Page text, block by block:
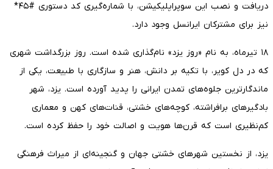
دریافت و نصب این سوپراپلیکیشن، با شماره‌گیری کد دستوری #۴۵*
نیز برای مشترکان ایرانسل وجود دارد.
۱۸ تیرماه، به نام «روز یزد» نام‌گذاری شده است. روز بزرگداشت شهری
که در دل کویر، با تکیه بر دانش، هنر و سازگاری با طبیعت، یکی از
ماندگارترین جلوه‌های تمدن ایرانی را پدید آورده است. یزد، شهر
بادگیرهای برافراشته، کوچه‌های خشتی، قنات‌های کهن و معماری
کم‌نظیری است که قرن‌ها هویت و اصالت خود را حفظ کرده است.
یزد، از نخستین شهرهای خشتی جهان و گنجینه‌ای از میراث فرهنگی